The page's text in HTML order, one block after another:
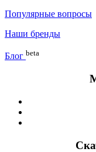
Популярные вопросы
Наши бренды
Блог beta